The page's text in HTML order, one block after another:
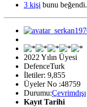
3 kişi bunu beğendi.
2022 Yılın Üyesi
DefenceTurk
İletiler: 9,855
Üyeler No :48759
Durumu:Çevrimdışı
Kayıt Tarihi